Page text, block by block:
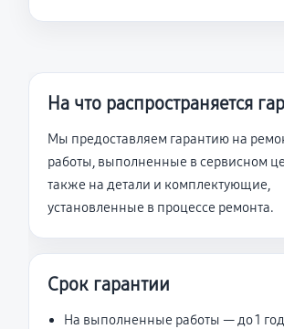
На что распространяется
Мы предоставляем гарантию на
работы, выполненные в сервисном
также на детали и комплектующие,
установленные в процессе ремонта.
Срок гарантии
На выполненные работы — до 1